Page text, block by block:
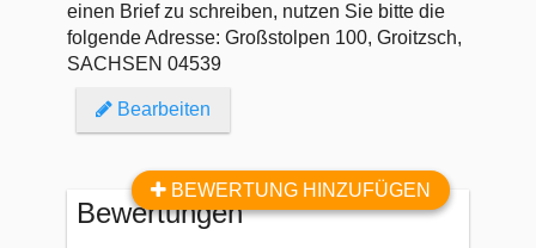
einen Brief zu schreiben, nutzen Sie bitte die
folgende Adresse: Großstolpen 100, Groitzsch,
SACHSEN 04539
Bearbeiten
BEWERTUNG HINZUFÜGEN
Bewertungen